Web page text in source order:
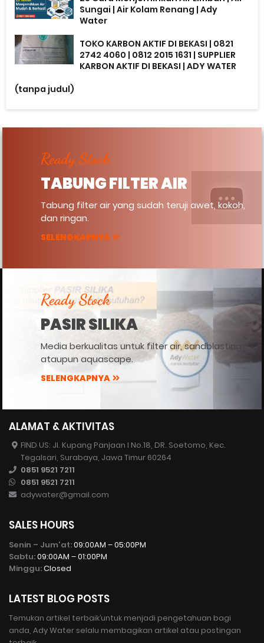
Sungai | Air Kolam Renang | Ady
Water
TOKO KARBON AKTIF DI BEKASI | 0821
2742 4060 | 0812 2015 1631 | SUPPLIER
KARBON AKTIF DI BEKASI | ADY WATER
(tanpa judul)
Ready Stock
TABUNG FILTER AIR
Tabung filter air yang sudah teruji awet, kokoh,
dan ringan.
SELENGKAPNYA
Ready Stock
PASIR SILIKA
Media berkualitas untuk filter air, sandblasting,
ataupun aquascape.
SELENGKAPNYA
ALAMAT & AKTIVITAS
FIND US: Jl. Kupang Panjaan I No.18, DR. Soetomo, Kec.
Tegalsari, Surabaya, Jawa Timur 60264
0851 9521 7211
0851 9521 7211
adywater@gmail.com
SALES HOURS
Senin – Jum'at:09:00AM – 05:00PM
Sabtu:09:00AM – 01:00PM
Minggu:Closed
LATEST BLOG POSTS
Temukan artikel terbaik’untuk menjadi pengetahuan bagi
anda, Ady Water selalu membagikan artikel atau postingan